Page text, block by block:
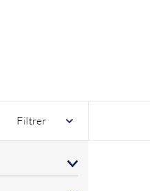
Filtrer